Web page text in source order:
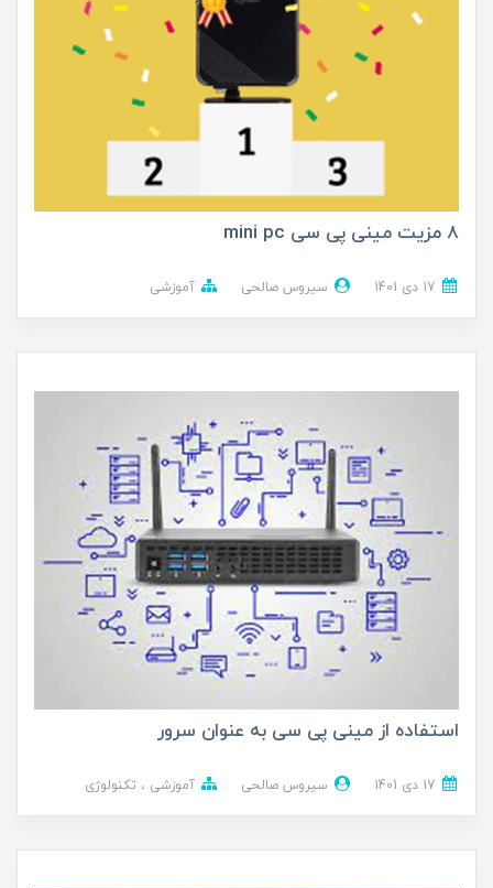
8 مزیت مینی پی سی mini pc
سیروس صالحی آموزشی
استفاده از مینی پی سی به عنوان سرور
سیروس صالحی آموزشی تکنولوژی